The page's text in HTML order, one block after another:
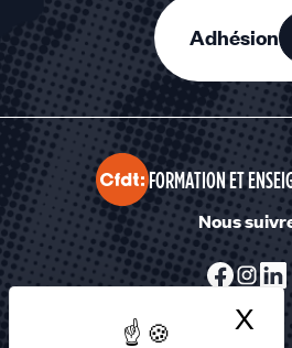
X
Adhésion
FORMATION ET
Nous